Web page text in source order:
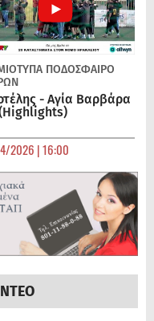
ΠΟΔΌΣΦΑΙΡΟ
- Αγία Βαρβάρα
2026 | 16:00